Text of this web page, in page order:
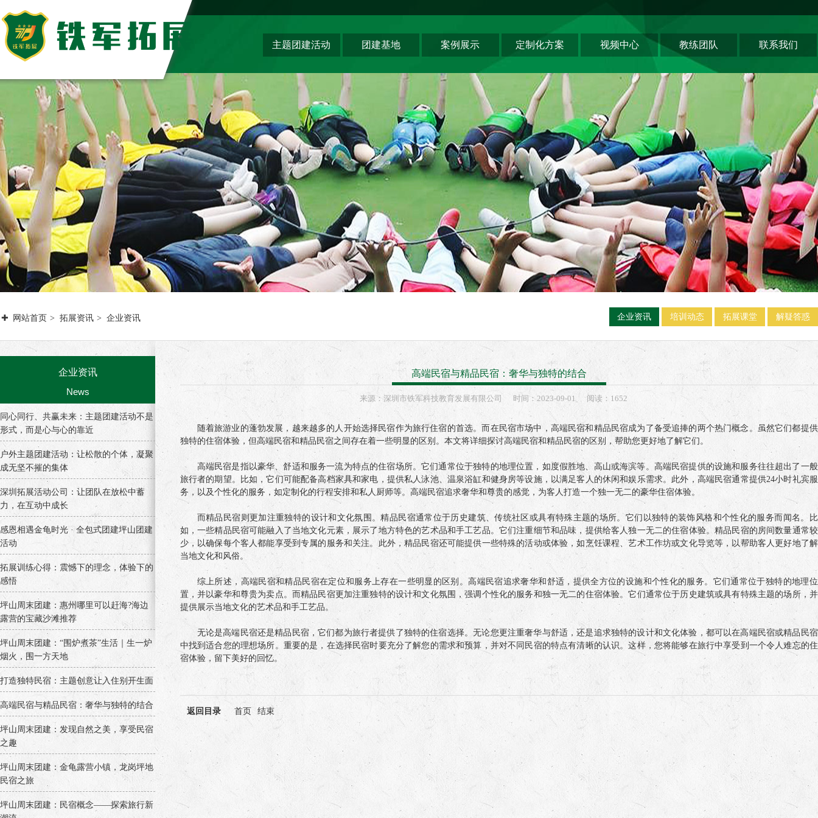
主题团建活动
主题团建系列
匠人制作系列
音乐释压系列
数字团建系列
文化赋能系列
组织运动系列
团建基地
佛山基地
清远基地
河源基地
案例展示
生产制造企业
银行保险证券
服务顾问资询
教培政企机构
定制化方案 视频中心 教练团队 联系我们
网站首页 拓展资讯 企业资讯 企业资讯 培训动态 拓展课堂 解疑答惑
企业资讯
News
同心同行、共赢未来：主题团建活动不是
形式，而是心与心的靠近
户外主题团建活动：让松散的个体，凝聚
成无坚不摧的集体
深圳拓展活动公司：让团队在放松中蓄
力，在互动中成长
感恩相遇金龟时光 · ​全包式团建坪山团建
活动
拓展训练心得：震憾下的理念，体验下的
感悟
坪山周末团建：惠州哪里可以赶海?海边
露营的宝藏沙滩推荐
坪山周末团建：“围炉煮茶”生活｜生一炉
烟火，围一方天地
打造独特民宿：主题创意让入住别开生面
高端民宿与精品民宿：奢华与独特的结合
坪山周末团建：发现自然之美，享受民宿
之趣
坪山周末团建：金龟露营小镇，龙岗坪地
民宿之旅
坪山周末团建：民宿概念——探索旅行新
高端民宿与精品民宿：奢华与独特的结合
来源： 深圳市铁军科技教育发展有限公司 时间： 2023-09-01 阅读：1652
随着旅游业的蓬勃发展，越来越多的人开始选择民宿作为旅行住宿的首选。而在民宿市场中，高端民宿和精品民宿成为了备受追捧的两个热门概念。虽然它们都提供
独特的住宿体验，但高端民宿和精品民宿之间存在着一些明显的区别。本文将详细探讨高端民宿和精品民宿的区别，帮助您更好地了解它们。
高端民宿是指以豪华、舒适和服务一流为特点的住宿场所。它们通常位于独特的地理位置，如度假胜地、高山或海滨等。高端民宿提供的设施和服务往往超出了一般
旅行者的期望。比如，它们可能配备高档家具和家电，提供私人泳池、温泉浴缸和健身房等设施，以满足客人的休闲和娱乐需求。此外，高端民宿通常提供24小时礼宾服
务，以及个性化的服务，如定制化的行程安排和私人厨师等。高端民宿追求奢华和尊贵的感觉，为客人打造一个独一无二的豪华住宿体验。
而精品民宿则更加注重独特的设计和文化氛围。精品民宿通常位于历史建筑、传统社区或具有特殊主题的场所。它们以独特的装饰风格和个性化的服务而闻名。比
如，一些精品民宿可能融入了当地文化元素，展示了地方特色的艺术品和手工艺品。它们注重细节和品味，提供给客人独一无二的住宿体验。精品民宿的房间数量通常较
少，以确保每个客人都能享受到专属的服务和关注。此外，精品民宿还可能提供一些特殊的活动或体验，如烹饪课程、艺术工作坊或文化导览等，以帮助客人更好地了解
当地文化和风俗。
综上所述，高端民宿和精品民宿在定位和服务上存在一些明显的区别。高端民宿追求奢华和舒适，提供全方位的设施和个性化的服务。它们通常位于独特的地理位
置，并以豪华和尊贵为卖点。而精品民宿更加注重独特的设计和文化氛围，强调个性化的服务和独一无二的住宿体验。它们通常位于历史建筑或具有特殊主题的场所，并
提供展示当地文化的艺术品和手工艺品。
无论是高端民宿还是精品民宿，它们都为旅行者提供了独特的住宿选择。无论您更注重奢华与舒适，还是追求独特的设计和文化体验，都可以在高端民宿或精品民宿
中找到适合您的理想场所。重要的是，在选择民宿时要充分了解您的需求和预算，并对不同民宿的特点有清晰的认识。这样，您将能够在旅行中享受到一个令人难忘的住
宿体验，留下美好的回忆。
返回目录 首页 结束